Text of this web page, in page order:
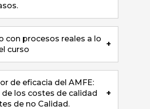
con procesos reales a lo
curso
+
de eficacia del AMFE:
de los costes de calidad
de no Calidad.
+